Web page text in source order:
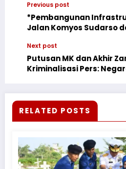
Previous post
*Pembangunan
Jalan Komyos Sudarso
Next post
Putusan MK dan Akhir
Kriminalisasi Pers:
RELATED POSTS